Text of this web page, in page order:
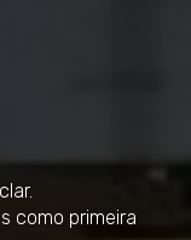
como primeira